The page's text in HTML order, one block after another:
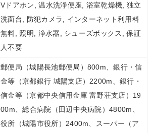
Vドアホン, 温水洗浄便座, 浴室乾燥機, 独立
洗面台, 防犯カメラ, インターネット利用料
無料, 照明, 浄水器, シューズボックス, 保証
人不要
郵便局（城陽長池郵便局）800m、銀行・信
金等（京都銀行 城陽支店）2200m、銀行・
信金等（京都中央信用金庫 富野荘支店）19
00m、総合病院（田辺中央病院）4800m、
役所（城陽市役所）2400m、スーパー（ア